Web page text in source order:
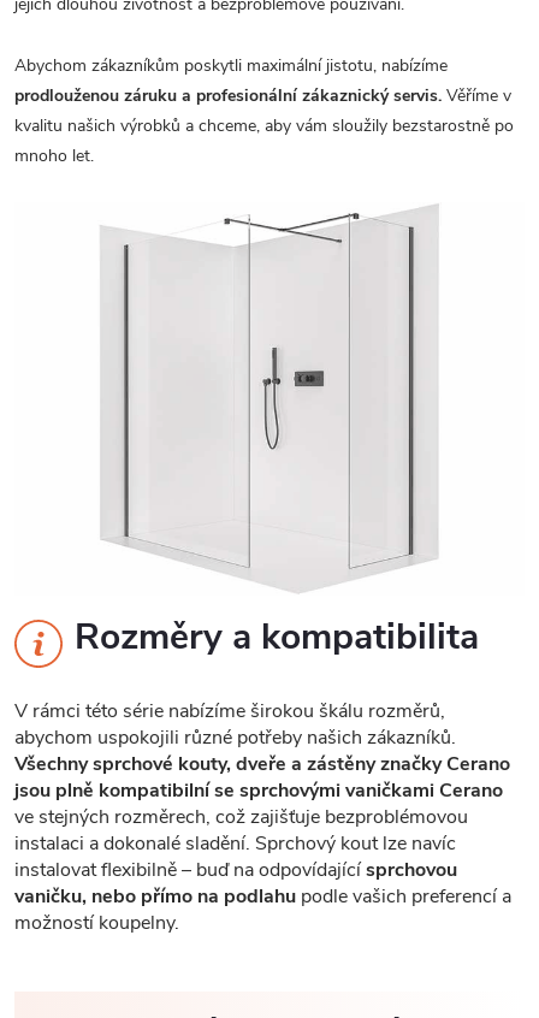
Abychom zákazníkům poskytli maximální jistotu, nabízíme
prodlouženou záruku a profesionální zákaznický servis. Věříme v
kvalitu našich výrobků a chceme, aby vám sloužily bezstarostně po
mnoho let.
Rozměry a kompatibilita
V rámci této série nabízíme širokou škálu rozměrů,
abychom uspokojili různé potřeby našich zákazníků.
Všechny sprchové kouty, dveře a zástěny značky Cerano
jsou plně kompatibilní se sprchovými vaničkami Cerano
ve stejných rozměrech, což zajišťuje bezproblémovou
instalaci a dokonalé sladění. Sprchový kout lze navíc
instalovat flexibilně – buď na odpovídajícísprchovou
vaničku, nebo přímo na podlahu podle vašich preferencí a
možností koupelny.